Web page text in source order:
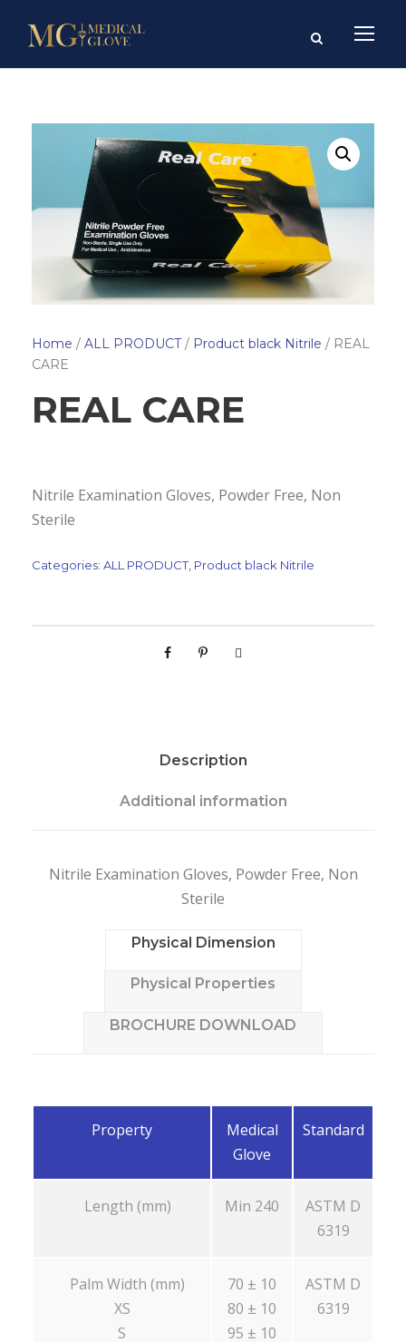
Home / ALL PRODUCT/ Product black Nitrile / REAL
CARE
REAL CARE
Nitrile Examination Gloves, Powder Free, Non
Sterile
Categories: ALL PRODUCT, Product black Nitrile
Description
Additional information
Nitrile Examination Gloves, Powder Free, Non
Sterile
Physical Dimension
Physical Properties
BROCHURE DOWNLOAD
Property
Medical
Glove
Standard
Length (mm) Min 240
ASTM D
6319
Palm Width (mm)
XS
S
70 ± 10
80 ± 10
95 ± 10
ASTM D
6319